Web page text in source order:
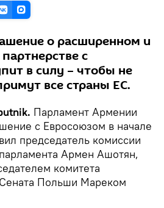
о расширенном и
с
в силу – чтобы не
все страны ЕС.
Парламент Армении
с Евросоюзом в начале
председатель комиссии
Армен Ашотян,
комитета
Польши Мареком